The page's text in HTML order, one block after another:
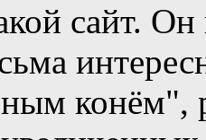
сайт.
конём",